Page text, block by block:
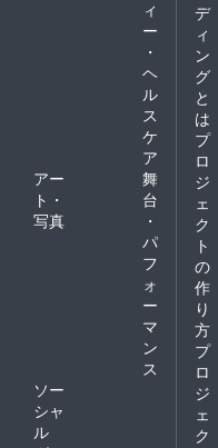
ィ
ー
・
ヘ
ル
ス
ケ
ア
アー
ト・
写真
舞
台
・
パ
フ
ォ
ー
マ
ン
ス
ソー
シャ
ル
デ
ィ
ン
グ
と
は
プ
ロ
ジ
ェ
ク
ト
の
作
り
方
プ
ロ
ジ
ェ
ク